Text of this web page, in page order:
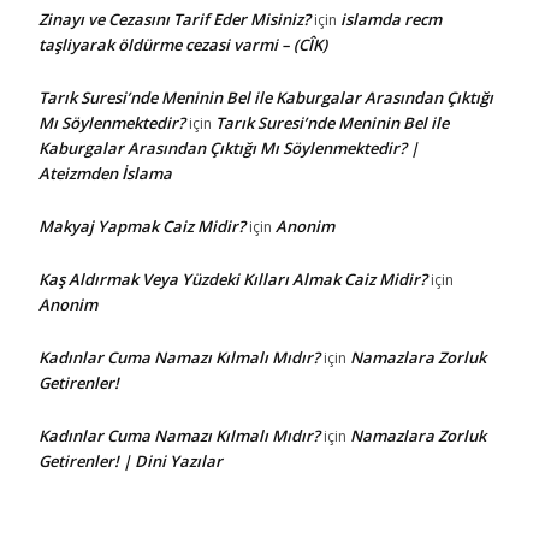
Zinayı ve Cezasını Tarif Eder Misiniz?için islamda recm
taşliyarak öldürme cezasi varmi – (CÎK)
Tarık Suresi’nde Meninin Bel ile Kaburgalar Arasından Çıktığı
Mı Söylenmektedir?için Tarık Suresi’nde Meninin Bel ile
Kaburgalar Arasından Çıktığı Mı Söylenmektedir? |
Ateizmden İslama
Makyaj Yapmak Caiz Midir?için Anonim
Kaş Aldırmak Veya Yüzdeki Kılları Almak Caiz Midir?için
Anonim
Kadınlar Cuma Namazı Kılmalı Mıdır?için Namazlara Zorluk
Getirenler!
Kadınlar Cuma Namazı Kılmalı Mıdır?için Namazlara Zorluk
Getirenler! | Dini Yazılar